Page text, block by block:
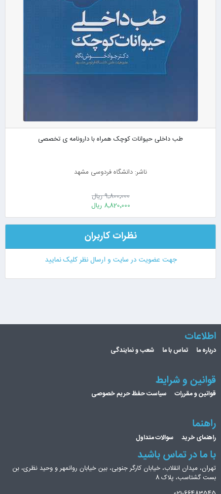
طب داخلی حیوانات کوچک همراه با دارونامه ی تخصصی
ناشر: دانشگاه فردوسی مشهد
9٬800٬000 ریال
8٬820٬000 ریال
نظرات کاربران
جهت عضویت در سایت و ارسال نظر کلیک نمایید
اطلاعات
درباره ما تماس با ما شعب و نمایندگی
قوانین و شرایط
قوانین و مقررات سیاست حفظ حریم خصوصی
راهنما
راهنمای خرید سوالات متداول
با ما در تماس باشید
تهران، میدان انقلاب، خیابان کارگر جنوبی، بین خیابان روانمهر و وحید نظری، بن
بست گشتاسب، پلاک 8